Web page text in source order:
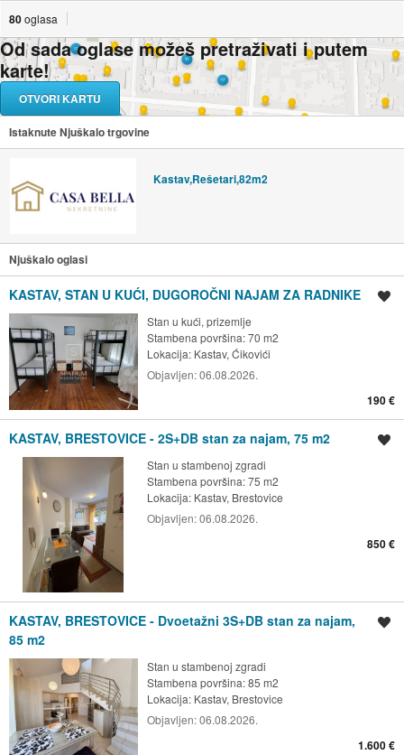
80oglasa
Od sada oglase možeš pretraživati i putem
karte!
OTVORI KARTU
Istaknute Njuškalo trgovine
Kastav,Rešetari,82m2
Njuškalo oglasi
KASTAV, STAN U KUĆI, DUGOROČNI NAJAM ZA RADNIKE
Stan u kući, prizemlje
Stambena površina: 70 m2
Lokacija: Kastav, Ćikovići
Objavljen:06.08.2026.
190 €
KASTAV, BRESTOVICE - 2S+DB stan za najam, 75 m2
Stan u stambenoj zgradi
Stambena površina: 75 m2
Lokacija: Kastav, Brestovice
Objavljen:06.08.2026.
850 €
KASTAV, BRESTOVICE - Dvoetažni 3S+DB stan za najam,
85 m2
Stan u stambenoj zgradi
Stambena površina: 85 m2
Lokacija: Kastav, Brestovice
Objavljen:06.08.2026.
1.600 €